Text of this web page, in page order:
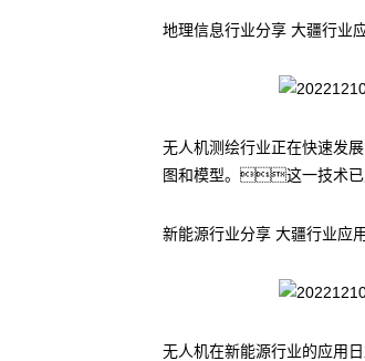
地理信息行业分享 大疆行业
无人机测绘行业正在快速
图和模型。这一技术
新能源行业分享 大疆行业应
无人机在新能源行业的应